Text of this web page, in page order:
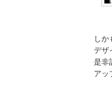
し
デザ
是非
アッ